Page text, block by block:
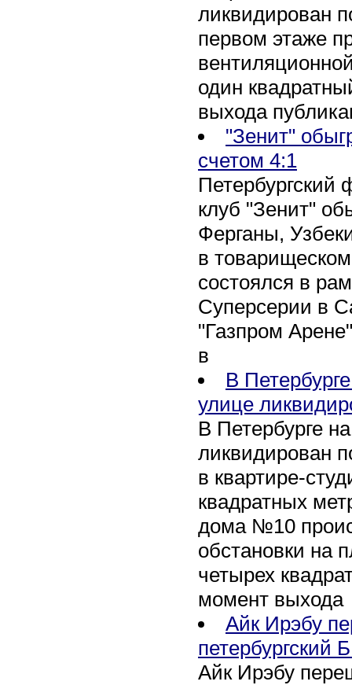
ликвидирован
первом этаже
один
выхода
"Зенит"
счетом 4:1
Петербургский
клуб "Зенит"
Ферганы,
в
состоялся в
Суперсерии в
"Газпром
в
В
улице
В Петербурге
ликвидирован
в квартире-
квадратных
дома №10
обстановки на
четырех
момент выхода
Айк Ирэбу
петербургский
Айк Ирэбу